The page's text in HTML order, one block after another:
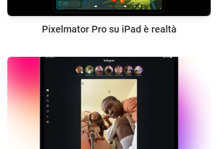
Pixelmator Pro su iPad è realtà